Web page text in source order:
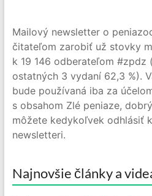
Mailový newsletter o
čitateľom zarobiť už stovky
k 19 146 odberateľom #zpdz
ostatných 3 vydaní 62,3 %).
bude používaná iba za
s obsahom Zlé peniaze,
môžete kedykoľvek odhlásiť
newsletteri.
Najnovšie články a